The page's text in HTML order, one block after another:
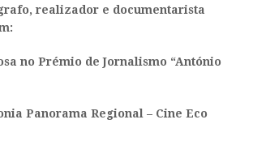
realizador e documentarista
no Prémio de Jornalismo “António
Panorama Regional – Cine Eco